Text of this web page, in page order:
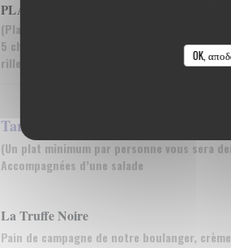
OK,
PLANCHE GARGANTUA 80 CM
(Plat unique, à partager jusqu'à Trois)
5 charcuteries artisanales, 3 fromages au
rillettes de maquereau au poivre de
Tartines Chaudes
(Un plat minimum par personne vous sera
Accompagnées d’une salade
La Truffe Noire
Pain de campagne de notre boulanger,